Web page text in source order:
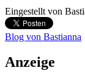
Eingestellt von
Blog von Bastianna
Anzeige